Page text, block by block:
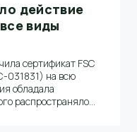
действие
виды
сертификат FSC
031831) на всю
обладала
распространялось